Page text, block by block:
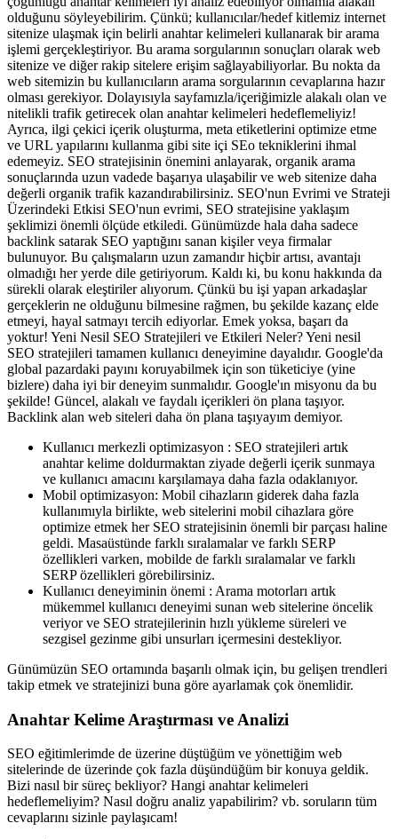
olduğunu söyleyebilirim. Çünkü; kullanıcılar/hedef kitlemiz internet
sitenize ulaşmak için belirli anahtar kelimeleri kullanarak bir arama
işlemi gerçekleştiriyor. Bu arama sorgularının sonuçları olarak web
sitenize ve diğer rakip sitelere erişim sağlayabiliyorlar. Bu nokta da
web sitemizin bu kullanıcıların arama sorgularının cevaplarına hazır
olması gerekiyor. Dolayısıyla sayfamızla/içeriğimizle alakalı olan ve
nitelikli trafik getirecek olan anahtar kelimeleri hedeflemeliyiz!
Ayrıca, ilgi çekici içerik oluşturma, meta etiketlerini optimize etme
ve URL yapılarını kullanma gibi site içi SEo tekniklerini ihmal
edemeyiz. SEO stratejisinin önemini anlayarak, organik arama
sonuçlarında uzun vadede başarıya ulaşabilir ve web sitenize daha
değerli organik trafik kazandırabilirsiniz. SEO'nun Evrimi ve Strateji
Üzerindeki Etkisi SEO'nun evrimi, SEO stratejisine yaklaşım
şeklimizi önemli ölçüde etkiledi. Günümüzde hala daha sadece
backlink satarak SEO yaptığını sanan kişiler veya firmalar
bulunuyor. Bu çalışmaların uzun zamandır hiçbir artısı, avantajı
olmadığı her yerde dile getiriyorum. Kaldı ki, bu konu hakkında da
sürekli olarak eleştiriler alıyorum. Çünkü bu işi yapan arkadaşlar
gerçeklerin ne olduğunu bilmesine rağmen, bu şekilde kazanç elde
etmeyi, hayal satmayı tercih ediyorlar. Emek yoksa, başarı da
yoktur! Yeni Nesil SEO Stratejileri ve Etkileri Neler? Yeni nesil
SEO stratejileri tamamen kullanıcı deneyimine dayalıdır. Google'da
global pazardaki payını koruyabilmek için son tüketiciye (yine
bizlere) daha iyi bir deneyim sunmalıdır. Google'ın misyonu da bu
şekilde! Güncel, alakalı ve faydalı içerikleri ön plana taşıyor.
Backlink alan web siteleri daha ön plana taşıyayım demiyor.
Kullanıcı merkezli optimizasyon : SEO stratejileri artık
anahtar kelime doldurmaktan ziyade değerli içerik sunmaya
ve kullanıcı amacını karşılamaya daha fazla odaklanıyor.
Mobil optimizasyon: Mobil cihazların giderek daha fazla
kullanımıyla birlikte, web sitelerini mobil cihazlara göre
optimize etmek her SEO stratejisinin önemli bir parçası haline
geldi. Masaüstünde farklı sıralamalar ve farklı SERP
özellikleri varken, mobilde de farklı sıralamalar ve farklı
SERP özellikleri görebilirsiniz.
Kullanıcı deneyiminin önemi : Arama motorları artık
mükemmel kullanıcı deneyimi sunan web sitelerine öncelik
veriyor ve SEO stratejilerinin hızlı yükleme süreleri ve
sezgisel gezinme gibi unsurları içermesini destekliyor.
Günümüzün SEO ortamında başarılı olmak için, bu gelişen trendleri
takip etmek ve stratejinizi buna göre ayarlamak çok önemlidir.
Anahtar Kelime Araştırması ve Analizi
SEO eğitimlerimde de üzerine düştüğüm ve yönettiğim web
sitelerinde de üzerinde çok fazla düşündüğüm bir konuya geldik.
Bizi nasıl bir süreç bekliyor? Hangi anahtar kelimeleri
hedeflemeliyim? Nasıl doğru analiz yapabilirim? vb. soruların tüm
cevaplarını sizinle paylaşıcam!